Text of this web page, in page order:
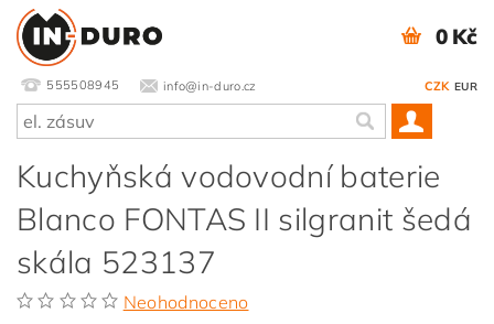
555508945 info@in-duro.cz CZK EUR
0 Kč
Kuchyňská vodovodní baterie
Blanco FONTAS II silgranit šedá
skála 523137
Neohodnoceno